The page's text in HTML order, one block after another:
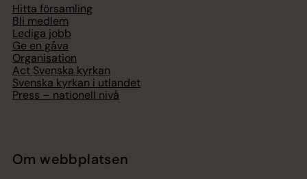
Hitta församling
Bli medlem
Lediga jobb
Ge en gåva
Organisation
Act Svenska kyrkan
Svenska kyrkan i utlandet
Press – nationell nivå
Om webbplatsen